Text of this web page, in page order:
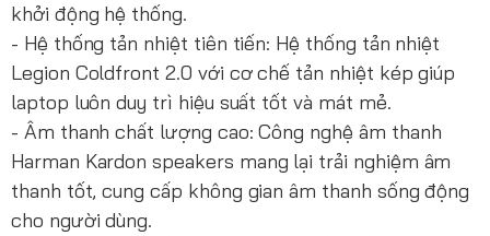
khởi động hệ thống.
- Hệ thống tản nhiệt tiên tiến: Hệ thống tản nhiệt
Legion Coldfront 2.0 với cơ chế tản nhiệt kép giúp
laptop luôn duy trì hiệu suất tốt và mát mẻ.
- Âm thanh chất lượng cao: Công nghệ âm thanh
Harman Kardon speakers mang lại trải nghiệm âm
thanh tốt, cung cấp không gian âm thanh sống động
cho người dùng.